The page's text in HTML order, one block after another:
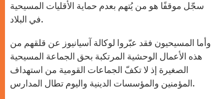
سجّل موقفًا هو من يُتهم بعدم حماية الأقليات المسيحية
في البلاد.
وأما المسيحيون فقد عبّروا لوكالة آسيانيوز عن قلقهم من
هذه الأعمال الوحشية المرتكبة بحق الجماعة المسيحية
الصغيرة إذ لا تكفّ الجماعات القومية من استهداف
المؤمنين والمؤسسات الدينية واليوم تطال المدارس.